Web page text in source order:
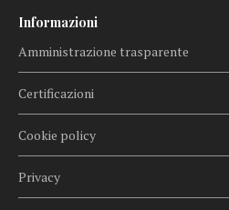
Informazioni
Amministrazione trasparente
Certificazioni
Cookie policy
Privacy